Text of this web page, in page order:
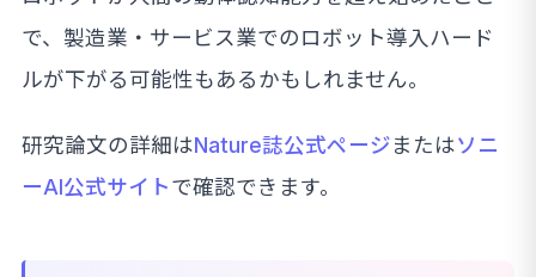
で、製造業・サービス業でのロボット導入ハード
ルが下がる可能性もあるかもしれません。
研究論文の詳細はNature誌公式ページまたはソニ
ーAI公式サイトで確認できます。